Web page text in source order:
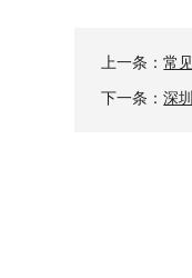
上一条：常
下一条：深